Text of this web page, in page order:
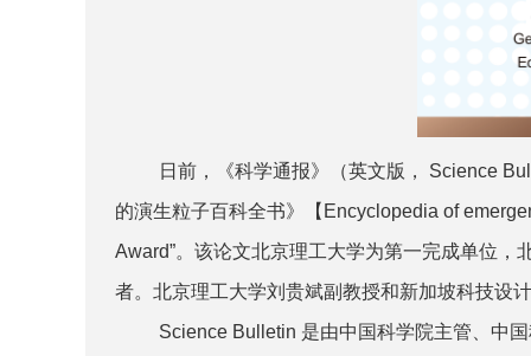
日前，《科学通报》（英文版， Science
的演生粒子百科全书》【Encyclopedia of
Award”。该论文北京理工大学为第一完成单位
者。北京理工大学刘贵斌副教授和新加坡科技设
Science Bulletin 是由中国科学院主管、中